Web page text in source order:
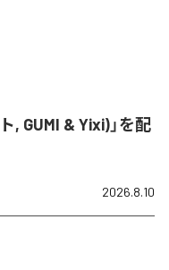
, GUMI & Yixi)」を配
2026.8.10